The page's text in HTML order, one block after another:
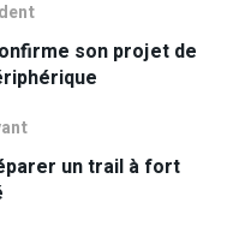
son projet de
un trail à fort